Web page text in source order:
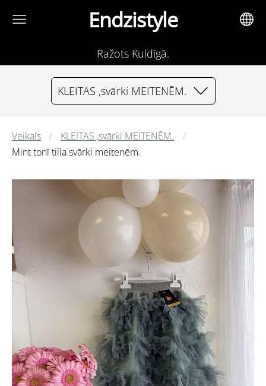
Endzistyle
Ražots Kuldīgā.
KLEITAS ,svārki MEITENĒM.
Veikals
KLEITAS ,svārki MEITENĒM.
Mint tonī tilla svārki meitenēm.